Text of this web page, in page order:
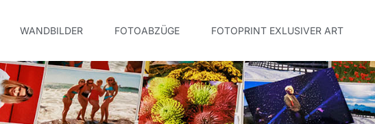
WANDBILDER FOTOABZÜGE FOTOPRINT EXLUSIVER ART